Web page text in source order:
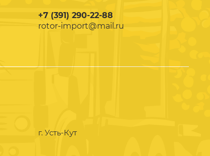
+7 (391) 290-22-88
rotor-import@mail.ru
г. Усть-Кут